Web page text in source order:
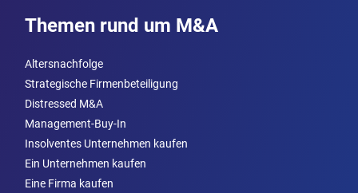
Themen rund um M&A
Altersnachfolge
Strategische Firmenbeteiligung
Distressed M&A
Management-Buy-In
Insolventes Unternehmen kaufen
Ein Unternehmen kaufen
Eine Firma kaufen